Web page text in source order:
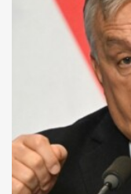
Ferót